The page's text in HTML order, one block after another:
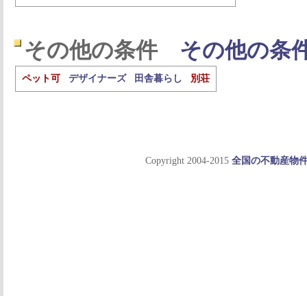
その他の条件 その他の条
ペット可 デザイナーズ 田舎暮らし 別荘
Copyright 2004-2015 全国の不動産物